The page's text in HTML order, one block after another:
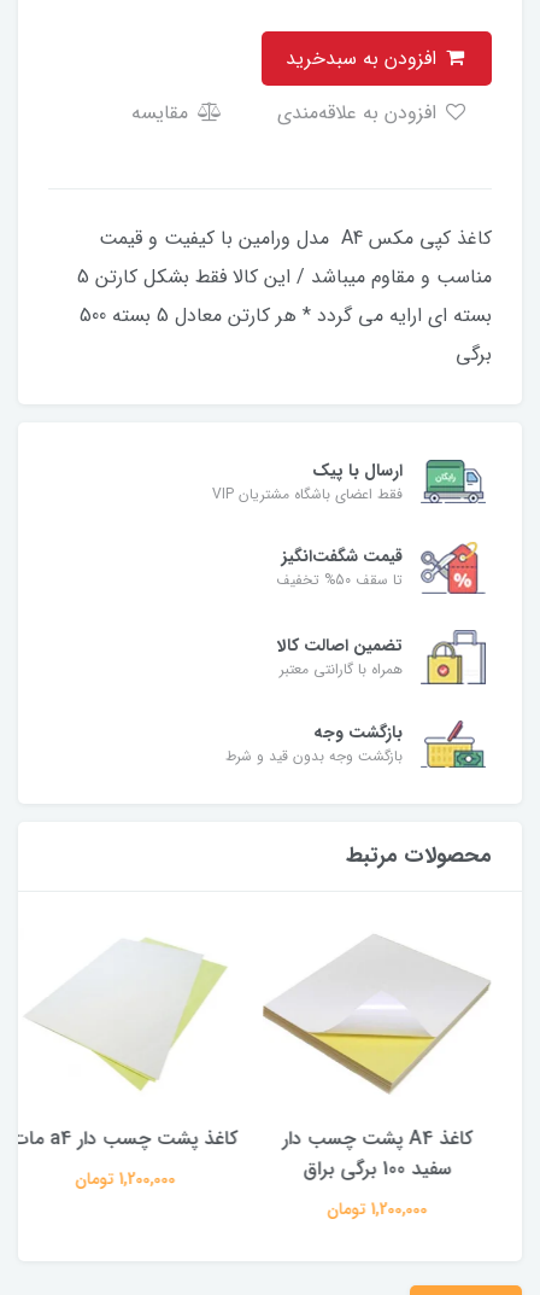
مقایسه
کاغذ کپی مکس A4 مدل ورامین با کیفیت و قیمت
مناسب و مقاوم میباشد / این کالا فقط بشکل کارتن 5
بسته ای ارایه می گردد * هر کارتن معادل 5 بسته 500
برگی
ارسال با پیک
فقط اعضای باشگاه مشتریان VIP
قیمت شگفت‌انگیز
تا سقف 50% تخفیف
تضمین اصالت کالا
همراه با گارانتی معتبر
بازگشت وجه
بازگشت وجه بدون قید و شرط
محصولات مرتبط
کاغذ A4 پشت چسب دار
سفید 100 برگی براق
1,200,000 تومان
کاغذ پشت چسب دار a4 مات
1,200,000 تومان